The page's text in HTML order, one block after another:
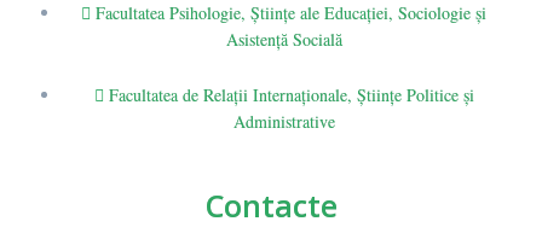
Facultatea Psihologie, Ştiinţe ale Educaţiei, Sociologie și
Asistență Socială
Facultatea de Relaţii Internaţionale, Ştiinţe Politice şi
Administrative
Contacte